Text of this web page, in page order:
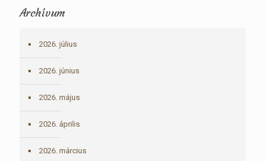
Archívum
2026. július
2026. június
2026. május
2026. április
2026. március